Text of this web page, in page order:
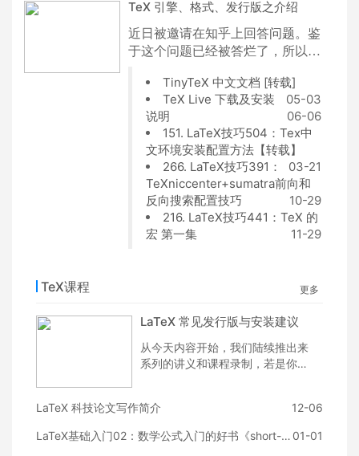
TeX 引擎、格式、发行版之介绍
近日被邀请在知乎上回答问题。鉴
于这个问题已经被答烂了，所以将
TinyTeX 中文文档 [转载]
05-03
TeX Live 下载及安装
说明
06-06
151. LaTeX技巧504：Tex中
文环境安装配置方法【转载】
03-21
266. LaTeX技巧391：
TeXniccenter+sumatra前向和
反向搜索配置技巧
10-29
216. LaTeX技巧441：TeX 的
宏 第一集
11-29
TeX课程 更多
LaTeX 常见发行版与安装建议
从今天内容开始，我们陆续推出来
系列的讲义和课程录制，若是你有
分享的内容是关注我们使用 LaTeX
需要安装的软件如何选择。
LaTeX 科技论文写作简介 12-06
LaTeX基础入门02：数学公式入门的好书《short-math-guide》 01-01